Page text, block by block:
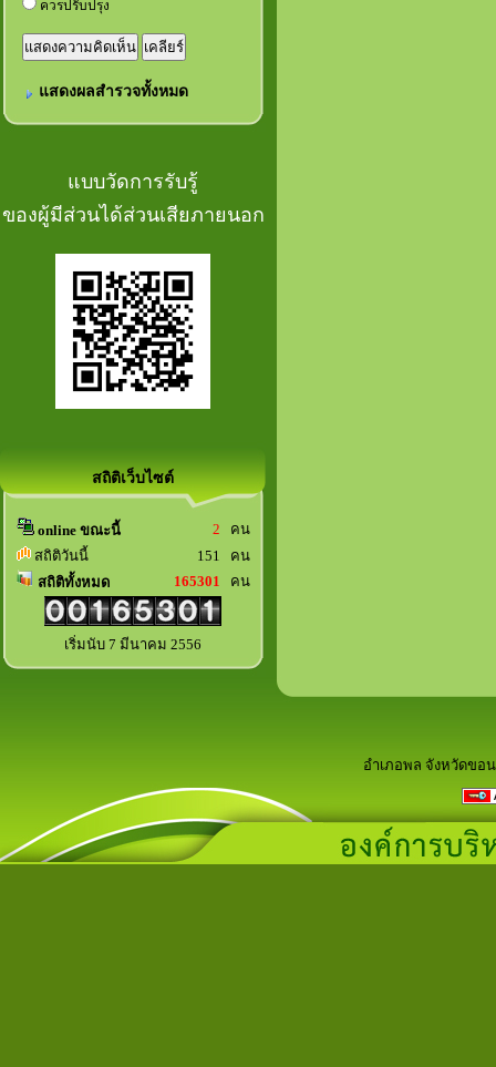
ควรปรับปรุง
แสดงผลสำรวจทั้งหมด
แบบวัดการรับรู้
ของผู้มีส่วนได้ส่วนเสียภายนอก
สถิติเว็บไซต์
online ขณะนี้ 2 คน
สถิติวันนี้
151 คน
สถิติทั้งหมด
165301 คน
เริ่มนับ 7 มีนาคม 2556
อำเภอพล จังหวัดขอ